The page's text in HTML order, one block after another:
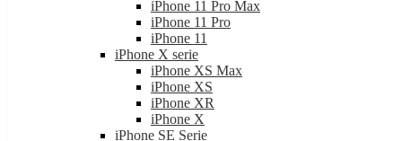
iPhone 11 Pro Max
iPhone 11 Pro
iPhone 11
iPhone X serie
iPhone XS Max
iPhone XS
iPhone XR
iPhone X
iPhone SE Serie